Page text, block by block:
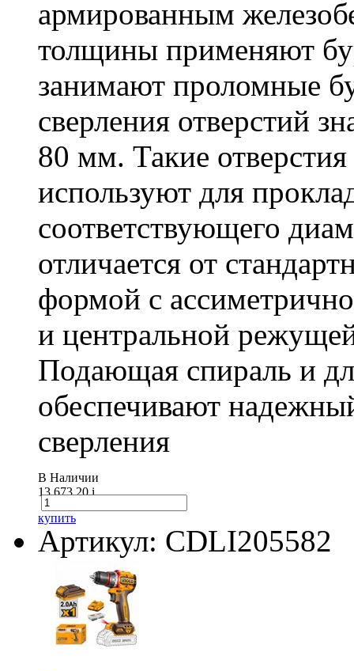
армированным
толщины применяют
занимают проломные
сверления отверстий
80 мм. Такие
используют для
соответствующего
отличается от
формой с
и центральной
Подающая спираль и
обеспечивают
сверления
В Наличии
13 673.20i
купить
Артикул: CDLI205582